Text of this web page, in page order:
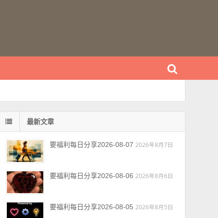
最新文章
要福利每日分享2026-08-07 2026年8月7日
要福利每日分享2026-08-06 2026年8月6日
要福利每日分享2026-08-05 2026年8月5日